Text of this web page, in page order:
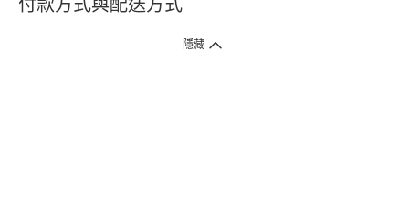
付款方式與配送方式
隱藏